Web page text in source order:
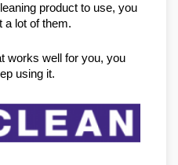
product to use, you
a lot of them.
works well for you, you
using it.